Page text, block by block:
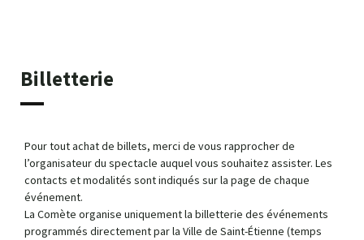
Billetterie
Pour tout achat de billets, merci de vous rapprocher de
l’organisateur du spectacle auquel vous souhaitez assister. Les
contacts et modalités sont indiqués sur la page de chaque
événement.
La Comète organise uniquement la billetterie des événements
programmés directement par la Ville de Saint-Étienne (temps